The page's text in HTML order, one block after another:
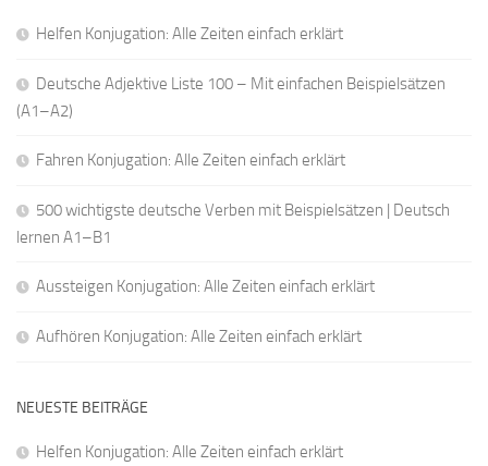
Helfen Konjugation: Alle Zeiten einfach erklärt
Deutsche Adjektive Liste 100 – Mit einfachen Beispielsätzen
(A1–A2)
Fahren Konjugation: Alle Zeiten einfach erklärt
500 wichtigste deutsche Verben mit Beispielsätzen | Deutsch
lernen A1–B1
Aussteigen Konjugation: Alle Zeiten einfach erklärt
Aufhören Konjugation: Alle Zeiten einfach erklärt
NEUESTE BEITRÄGE
Helfen Konjugation: Alle Zeiten einfach erklärt